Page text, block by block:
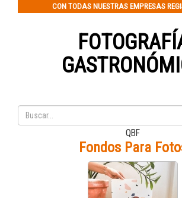
CON TODAS NUESTRAS EMPRESAS
QBF
Fondos Para